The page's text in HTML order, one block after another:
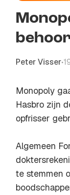
Peter Visser•
Monopoly
Hasbro zijn
opfrisser
Algemeen
te stemmen